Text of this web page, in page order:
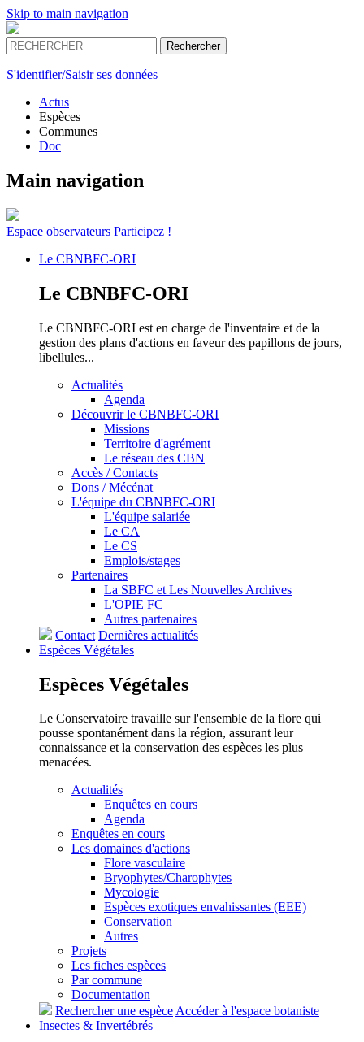
Skip to main navigation
S'identifier/Saisir ses données
Actus
Espèces
Communes
Doc
Main navigation
Espace observateurs Participez !
Le CBNBFC-ORI
Le CBNBFC-ORI
Le CBNBFC-ORI est en charge de l'inventaire et de la
gestion des plans d'actions en faveur des papillons de jours,
libellules...
Actualités
Agenda
Découvrir le CBNBFC-ORI
Missions
Territoire d'agrément
Le réseau des CBN
Accès / Contacts
Dons / Mécénat
L'équipe du CBNBFC-ORI
L'équipe salariée
Le CA
Le CS
Emplois/stages
Partenaires
La SBFC et Les Nouvelles Archives
L'OPIE FC
Autres partenaires
Contact Dernières actualités
Espèces Végétales
Espèces Végétales
Le Conservatoire travaille sur l'ensemble de la flore qui
pousse spontanément dans la région, assurant leur
connaissance et la conservation des espèces les plus
menacées.
Actualités
Enquêtes en cours
Agenda
Enquêtes en cours
Les domaines d'actions
Flore vasculaire
Bryophytes/Charophytes
Mycologie
Espèces exotiques envahissantes (EEE)
Conservation
Autres
Projets
Les fiches espèces
Par commune
Documentation
Rechercher une espèceAccéder à l'espace botaniste
Insectes & Invertébrés